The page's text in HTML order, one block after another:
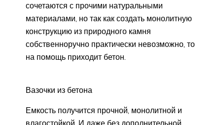
сочетаются с прочими натуральными
материалами, но так как создать монолитную
конструкцию из природного камня
собственноручно практически невозможно, то
на помощь приходит бетон.
Вазочки из бетона
Емкость получится прочной, монолитной и